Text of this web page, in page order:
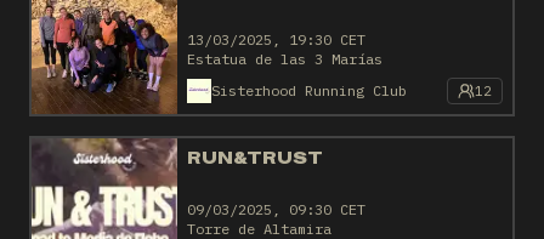
13/03/2025, 19:30 CET
Estatua de las 3 Marías
Sisterhood Running Club
12
RUN&TRUST
09/03/2025, 09:30 CET
Torre de Altamira